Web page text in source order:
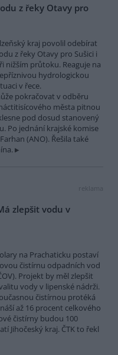
z řeky Otavy pro
kraj povolil odebírat
z řeky Otavy pro Sušici i
nižším průtoku. Reaguje na
hydrologickou
v řece.
pokračovat v odběru
města pitnou
pod dosud stanovený
Po jednání krajské komise
(ANO). Řešila také
reklama
zlepšit vodu v
na Prachaticku postaví
čistírnu odpadních vod
Projekt by měl zlepšit
vody v lipenské nádrži.
čistírnou protéká
až 16 procent celkového
čistírny budou 100
Jihočeský kraj. ČTK to řekl